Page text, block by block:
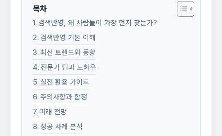
목차
검색반영, 왜 사람들이 가장 먼저 찾는가?
검색반영 기본 이해
최신 트렌드와 동향
전문가 팁과 노하우
실전 활용 가이드
주의사항과 함정
미래 전망
성공 사례 분석